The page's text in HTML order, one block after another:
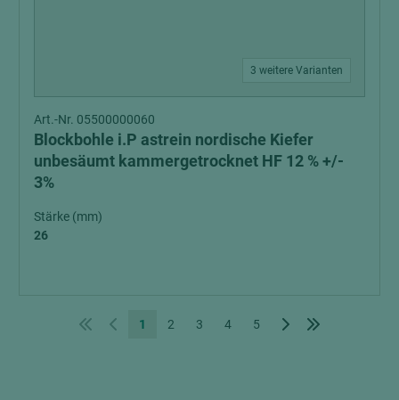
3 weitere Varianten
Art.-Nr. 05500000060
Blockbohle i.P astrein nordische Kiefer
unbesäumt kammergetrocknet HF 12 % +/-
3%
Stärke (mm)
26
1 2 3 4 5